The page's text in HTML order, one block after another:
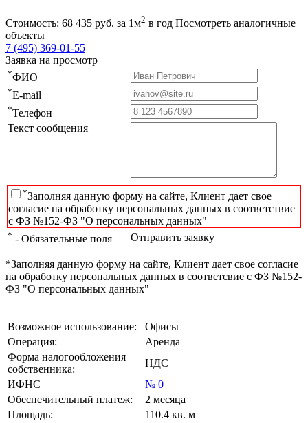
Стоимость: 68 435 руб. за 1м2 в год Посмотреть аналогичные
объекты
7 (495) 369-01-55
Заявка на просмотр
*ФИО
*E-mail
*Телефон
Текст сообщения
*Заполняя данную форму на сайте, Клиент дает свое
согласие на обработку персональных данных в соответствие
с ФЗ №152-ФЗ "О персональных данных"
* - Обязательные поля Отправить заявку
*Заполняя данную форму на сайте, Клиент дает свое согласие
на обработку персональных данных в соответсвие с ФЗ №152-
ФЗ "О персональных данных"
Возможное использование:
Офисы
Операция:
Аренда
Форма налогообложения
собственника:
НДС
ИФНС
№ 0
Обеспечительный платеж:
2 месяца
Площадь:
110.4 кв. м